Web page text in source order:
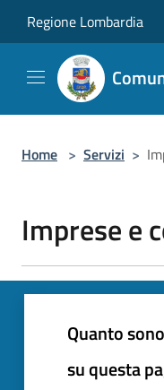
Regione Lombardia
Home > Servizi >
Imprese e
Quanto
su questa